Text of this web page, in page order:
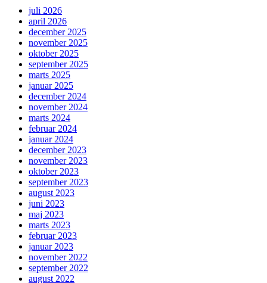
juli 2026
april 2026
december 2025
november 2025
oktober 2025
september 2025
marts 2025
januar 2025
december 2024
november 2024
marts 2024
februar 2024
januar 2024
december 2023
november 2023
oktober 2023
september 2023
august 2023
juni 2023
maj 2023
marts 2023
februar 2023
januar 2023
november 2022
september 2022
august 2022